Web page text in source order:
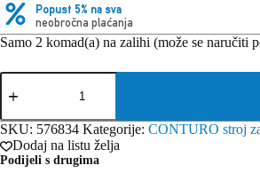
Popust 5% na sva
neobročna plaćanja
Samo 2 komad(a) na zalihi (može se naručiti
Festool
pribor
obradu
rubnih
traka
KB-
SKU: 576834 Kategorije: CONTURO stroj
Dodaj na listu želja
Podijeli s drugima